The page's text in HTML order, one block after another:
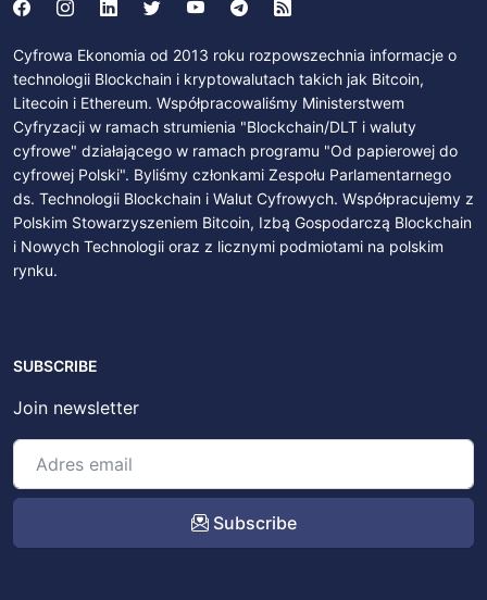
Cyfrowa Ekonomia od 2013 roku rozpowszechnia informacje o
technologii Blockchain i kryptowalutach takich jak Bitcoin,
Litecoin i Ethereum. Współpracowaliśmy Ministerstwem
Cyfryzacji w ramach strumienia "Blockchain/DLT i waluty
cyfrowe" działającego w ramach programu "Od papierowej do
cyfrowej Polski". Byliśmy członkami Zespołu Parlamentarnego
ds. Technologii Blockchain i Walut Cyfrowych. Współpracujemy z
Polskim Stowarzyszeniem Bitcoin, Izbą Gospodarczą Blockchain
i Nowych Technologii oraz z licznymi podmiotami na polskim
rynku.
SUBSCRIBE
Join newsletter
Subscribe